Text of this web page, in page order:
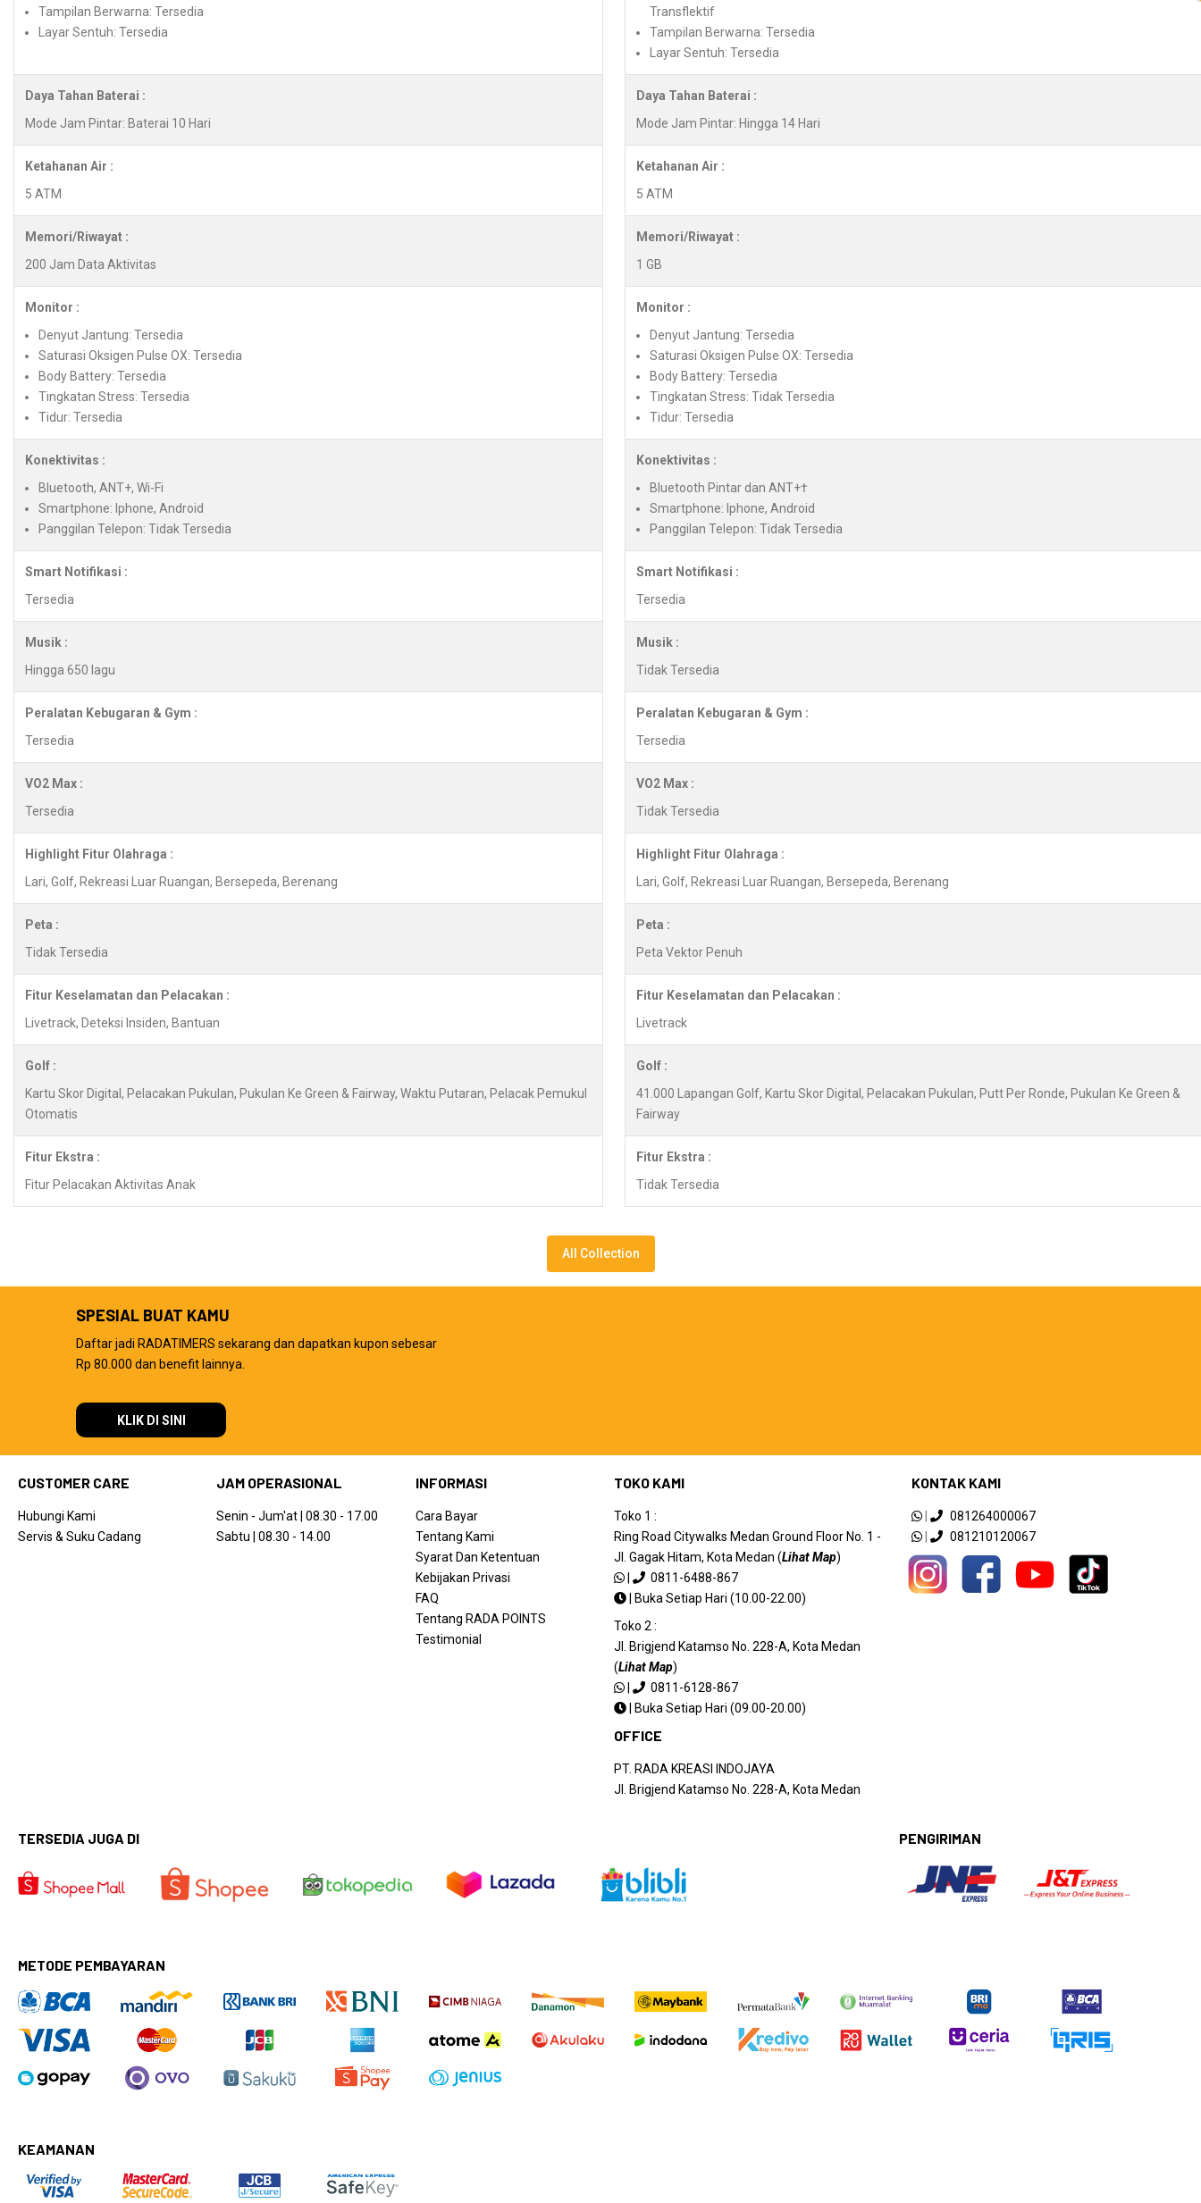
Tampilan Berwarna: Tersedia
Layar Sentuh: Tersedia
Transflektif
Tampilan Berwarna: Tersedia
Layar Sentuh: Tersedia
Daya Tahan Baterai :
Mode Jam Pintar: Baterai 10 Hari
Daya Tahan Baterai :
Mode Jam Pintar: Hingga 14 Hari
Ketahanan Air :
5 ATM
Ketahanan Air :
5 ATM
Memori/Riwayat :
200 Jam Data Aktivitas
Memori/Riwayat :
1 GB
Monitor :
Denyut Jantung: Tersedia
Saturasi Oksigen Pulse OX: Tersedia
Body Battery: Tersedia
Tingkatan Stress: Tersedia
Tidur: Tersedia
Monitor :
Denyut Jantung: Tersedia
Saturasi Oksigen Pulse OX: Tersedia
Body Battery: Tersedia
Tingkatan Stress: Tidak Tersedia
Tidur: Tersedia
Konektivitas :
Bluetooth, ANT+, Wi-Fi
Smartphone: Iphone, Android
Panggilan Telepon: Tidak Tersedia
Konektivitas :
Bluetooth Pintar dan ANT+†
Smartphone: Iphone, Android
Panggilan Telepon: Tidak Tersedia
Smart Notifikasi :
Tersedia
Smart Notifikasi :
Tersedia
Musik :
Hingga 650 lagu
Musik :
Tidak Tersedia
Peralatan Kebugaran & Gym :
Tersedia
Peralatan Kebugaran & Gym :
Tersedia
VO2 Max :
Tersedia
VO2 Max :
Tidak Tersedia
Highlight Fitur Olahraga :
Lari, Golf, Rekreasi Luar Ruangan, Bersepeda, Berenang
Highlight Fitur Olahraga :
Lari, Golf, Rekreasi Luar Ruangan, Bersepeda, Berenang
Peta :
Tidak Tersedia
Peta :
Peta Vektor Penuh
Fitur Keselamatan dan Pelacakan :
Livetrack, Deteksi Insiden, Bantuan
Fitur Keselamatan dan Pelacakan :
Livetrack
Golf :
Kartu Skor Digital, Pelacakan Pukulan, Pukulan Ke Green & Fairway, Waktu Putaran, Pelacak Pemukul
Otomatis
Golf :
41.000 Lapangan Golf, Kartu Skor Digital, Pelacakan Pukulan, Putt Per Ronde, Pukulan Ke Green &
Fairway
Fitur Ekstra :
Fitur Pelacakan Aktivitas Anak
Fitur Ekstra :
Tidak Tersedia
All Collection
SPESIAL BUAT KAMU
Daftar jadi RADATIMERS sekarang dan dapatkan kupon sebesar
Rp 80.000 dan benefit lainnya.
KLIK DI SINI
CUSTOMER CARE
Hubungi Kami
Servis & Suku Cadang
JAM OPERASIONAL
Senin - Jum'at | 08.30 - 17.00
Sabtu | 08.30 - 14.00
INFORMASI
Cara Bayar
Tentang Kami
Syarat Dan Ketentuan
Kebijakan Privasi
FAQ
Tentang RADA POINTS
Testimonial
TOKO KAMI
Toko 1 :
Ring Road Citywalks Medan Ground Floor No. 1 -
Jl. Gagak Hitam, Kota Medan (Lihat Map)
|
0811-6488-867
|
Buka Setiap Hari (10.00-22.00)
Toko 2 :
Jl. Brigjend Katamso No. 228-A, Kota Medan
(Lihat Map)
|
0811-6128-867
|
Buka Setiap Hari (09.00-20.00)
OFFICE
PT. RADA KREASI INDOJAYA
Jl. Brigjend Katamso No. 228-A, Kota Medan
KONTAK KAMI
|
081264000067
|
081210120067
TERSEDIA JUGA DI PENGIRIMAN
METODE PEMBAYARAN
KEAMANAN